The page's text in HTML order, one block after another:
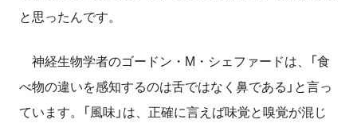
と思ったんです。
神経生物学者のゴードン・ M ・シェファードは、「食
べ物の違いを感知するのは舌ではなく鼻である」と言っ
ています。「風味」は、正確に言えば味覚と嗅覚が混じ